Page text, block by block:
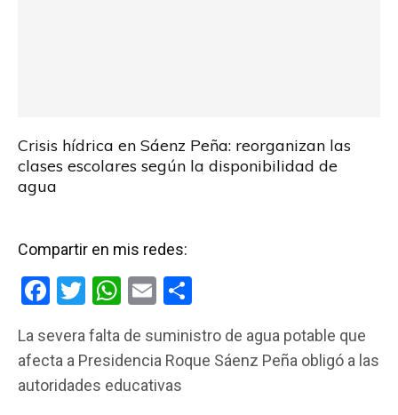
Crisis hídrica en Sáenz Peña: reorganizan las
clases escolares según la disponibilidad de
agua
Compartir en mis redes:
F
ce
b
T
tt
er
W
at
s
E
ail m
p
La severa falta de suministro de agua potable que
afecta a Presidencia Roque Sáenz Peña obligó a las
autoridades educativas